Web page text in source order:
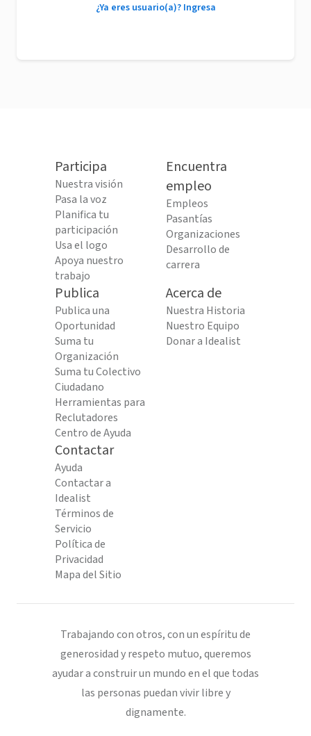
¿Ya eres usuario(a)? Ingresa
Participa
Nuestra visión
Pasa la voz
Planifica tu
participación
Usa el logo
Apoya nuestro
trabajo
Encuentra
empleo
Empleos
Pasantías
Organizaciones
Desarrollo de
carrera
Publica
Publica una
Oportunidad
Suma tu
Organización
Suma tu Colectivo
Ciudadano
Herramientas para
Reclutadores
Centro de Ayuda
Acerca de
Nuestra Historia
Nuestro Equipo
Donar a Idealist
Contactar
Ayuda
Contactar a
Idealist
Términos de
Servicio
Política de
Privacidad
Mapa del Sitio
Trabajando con otros, con un espíritu de
generosidad y respeto mutuo, queremos
ayudar a construir un mundo en el que todas
las personas puedan vivir libre y
dignamente.